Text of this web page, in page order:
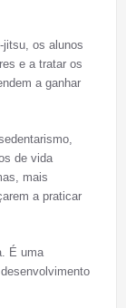
jitsu, os alunos
e a tratar os
a ganhar
de vida
mais
a praticar
É uma